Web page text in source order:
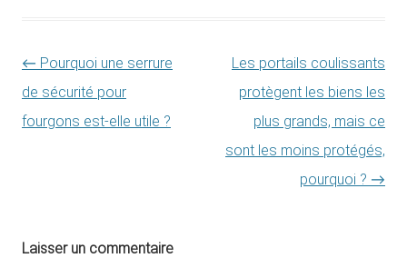
Navigation des articles
← Pourquoi une serrure
de sécurité pour
fourgons est-elle utile ?
Les portails coulissants
protègent les biens les
plus grands, mais ce
sont les moins protégés,
pourquoi ? →
Laisser un commentaire